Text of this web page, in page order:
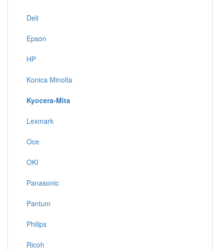
Deli
Epson
HP
Konica Minolta
Kyocera-Mita
Lexmark
Oce
OKI
Panasonic
Pantum
Philips
Ricoh